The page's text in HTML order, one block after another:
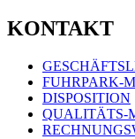
KONTAKT
FUHRPARK-
DISPOSITION
QUALITÄTS-